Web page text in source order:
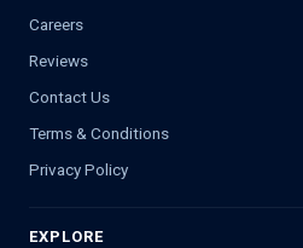
Careers
Reviews
Contact Us
Terms & Conditions
Privacy Policy
EXPLORE